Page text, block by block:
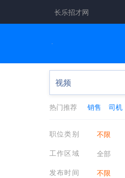
长乐招才网
热门推荐 销售 司机
职位类别 不限
工厂工业
翻译法律
工作区域
全部
​湖南镇
发布时间
不限